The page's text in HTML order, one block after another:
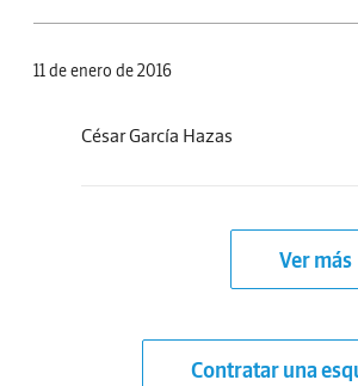
11 de enero de 2016
César García Hazas
Ver más
Contratar una